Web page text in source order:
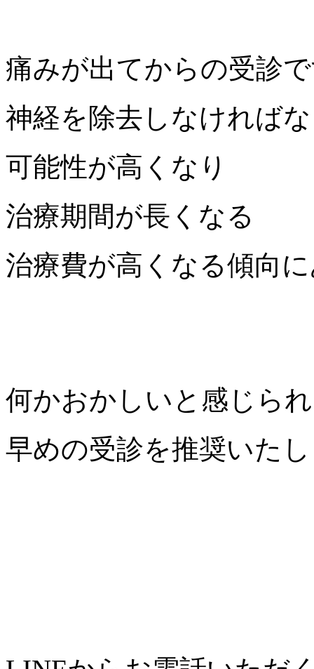
痛みが出てからの受診
神経を除去しなければ
可能性が高くなり
治療期間が長くなる
治療費が高くなる傾向
何かおかしいと感じら
早めの受診を推奨いた